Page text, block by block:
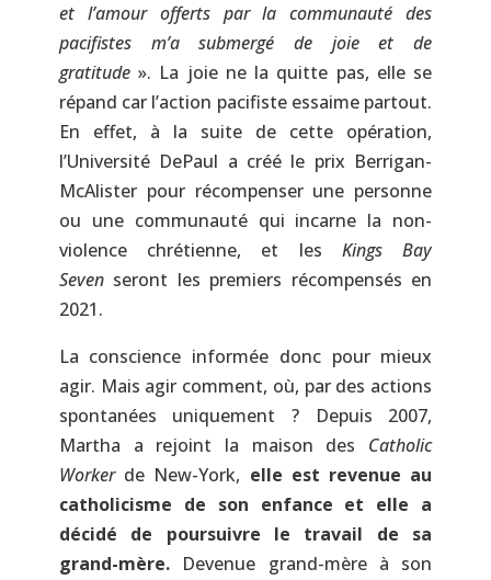
et l’amour offerts par la communauté des
pacifistes m’a submergé de joie et de
gratitude». La joie ne la quitte pas, elle se
répand car l’action pacifiste essaime partout.
En effet, à la suite de cette opération,
l’Université DePaul a créé le prix Berrigan-
McAlister pour récompenser une personne
ou une communauté qui incarne la non-
violence chrétienne, et les Kings Bay
Sevenseront les premiers récompensés en
2021.
La conscience informée donc pour mieux
agir. Mais agir comment, où, par des actions
spontanées uniquement ? Depuis 2007,
Martha a rejoint la maison des Catholic
Workerde New-York, elle est revenue au
catholicisme de son enfance et elle a
décidé de poursuivre le travail de sa
grand-mère.Devenue grand-mère à son